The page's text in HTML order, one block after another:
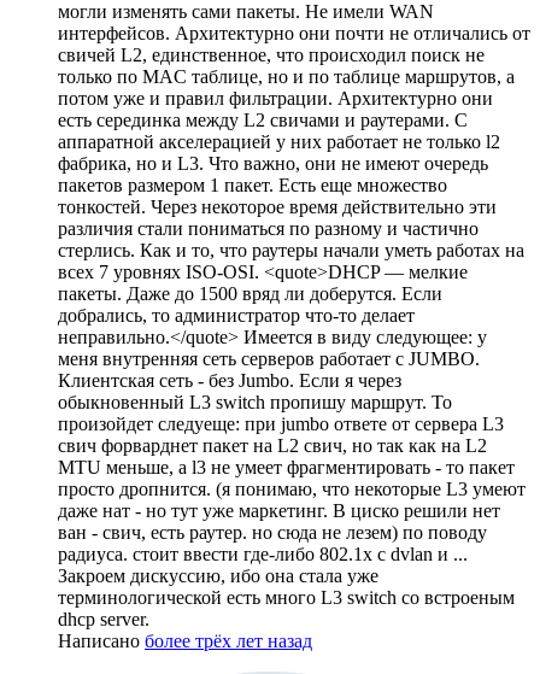
могли изменять сами пакеты. Не имели WAN
интерфейсов. Архитектурно они почти не отличались от
свичей L2, единственное, что происходил поиск не
только по MAC таблице, но и по таблице маршрутов, а
потом уже и правил фильтрации. Архитектурно они
есть серединка между L2 свичами и раутерами. С
аппаратной акселерацией у них работает не только l2
фабрика, но и L3. Что важно, они не имеют очередь
пакетов размером 1 пакет. Есть еще множество
тонкостей. Через некоторое время действительно эти
различия стали пониматься по разному и частично
стерлись. Как и то, что раутеры начали уметь работах на
всех 7 уровнях ISO-OSI. <quote>DHCP — мелкие
пакеты. Даже до 1500 вряд ли доберутся. Если
добрались, то администратор что-то делает
неправильно.</quote> Имеется в виду следующее: у
меня внутренняя сеть серверов работает с JUMBO.
Клиентская сеть - без Jumbo. Если я через
обыкновенный L3 switch пропишу маршрут. То
произойдет следуеще: при jumbo ответе от сервера L3
свич форварднет пакет на L2 свич, но так как на L2
MTU меньше, а l3 не умеет фрагментировать - то пакет
просто дропнится. (я понимаю, что некоторые L3 умеют
даже нат - но тут уже маркетинг. В циско решили нет
ван - свич, есть раутер. но сюда не лезем) по поводу
радиуса. стоит ввести где-либо 802.1х с dvlan и ...
Закроем дискуссию, ибо она стала уже
терминологической есть много L3 switch со встроеным
dhcp server.
Написано более трёх лет назад